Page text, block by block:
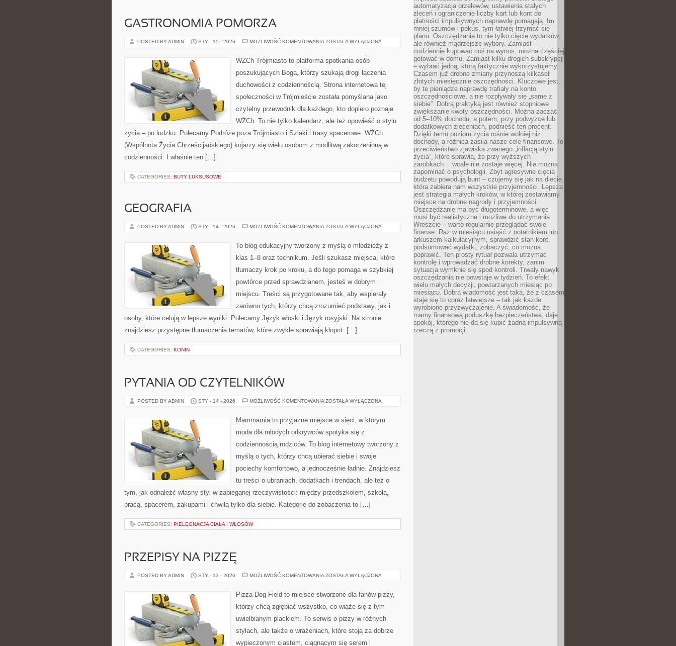
GASTRONOMIA POMORZA
POSTED BY ADMIN STY - 15 - 2026 MOŻLIWOŚĆ KOMENTOWANIA GASTRONOMIA
ZOSTAŁA WYŁĄCZONA
WŻCh Trójmiasto to platforma spotkania osób
poszukujących Boga, którzy szukają drogi łączenia
duchowości z codziennością. Strona internetowa tej
społeczności w Trójmieście została pomyślana jako
czytelny przewodnik dla każdego, kto dopiero poznaje
WŻCh. To nie tylko kalendarz, ale też opowieść o stylu
życia – po ludzku. Polecamy Podróże poza Trójmiasto i Szlaki i trasy spacerowe. WŻCh
(Wspólnota Życia Chrześcijańskiego) kojarzy się wielu osobom z modlitwą zakorzenioną w
codzienności. I właśnie ten […]
CATEGORIES: BUTY LUKSUSOWE
GEOGRAFIA
POSTED BY ADMIN STY - 14 - 2026 MOŻLIWOŚĆ KOMENTOWANIA GEOGRAFIA
ZOSTAŁA WYŁĄCZONA
To blog edukacyjny tworzony z myślą o młodzieży z
klas 1–8 oraz technikum. Jeśli szukasz miejsca, które
tłumaczy krok po kroku, a do tego pomaga w szybkiej
powtórce przed sprawdzianem, jesteś w dobrym
miejscu. Treści są przygotowane tak, aby wspierały
zarówno tych, którzy chcą zrozumieć podstawy, jak i
osoby, które celują w lepsze wyniki. Polecamy Język włoski i Język rosyjski. Na stronie
znajdziesz przystępne tłumaczenia tematów, które zwykle sprawiają kłopot: […]
CATEGORIES: KONIN
PYTANIA OD CZYTELNIKÓW
POSTED BY ADMIN STY - 14 - 2026 MOŻLIWOŚĆ KOMENTOWANIA PYTANIA
ZOSTAŁA WYŁĄCZONA
Mammamia to przyjazne miejsce w sieci, w którym
moda dla młodych odkrywców spotyka się z
codziennością rodziców. To blog internetowy tworzony z
myślą o tych, którzy chcą ubierać siebie i swoje
pociechy komfortowo, a jednocześnie ładnie. Znajdziesz
tu treści o ubraniach, dodatkach i trendach, ale też o
tym, jak odnaleźć własny styl w zabieganej rzeczywistości: między przedszkolem, szkołą,
pracą, spacerem, zakupami i chwilą tylko dla siebie. Kategorie do zobaczenia to […]
CATEGORIES: PIELĘGNACJA CIAŁA I WŁOSÓW
PRZEPISY NA PIZZĘ
POSTED BY ADMIN STY - 13 - 2026 MOŻLIWOŚĆ KOMENTOWANIA PRZEPISY
ZOSTAŁA WYŁĄCZONA
Pizza Dog Field to miejsce stworzone dla fanów pizzy,
którzy chcą zgłębiać wszystko, co wiąże się z tym
uwielbianym plackiem. To serwis o pizzy w różnych
stylach, ale także o wrażeniach, które stoją za dobrze
wypieczonym ciastem, ciągnącym się serem i
automatyzacja przelewów, ustawienia stałych
zleceń i ograniczenie liczby kart lub kont do
płatności impulsywnych naprawdę pomagają. Im
mniej szumów i pokus, tym łatwiej trzymać się
planu. Oszczędzanie to nie tylko cięcie wydatków,
ale również mądrzejsze wybory. Zamiast
codziennie kupować coś na wynos, można częściej
gotować w domu. Zamiast kilku drogich subskrypcji
– wybrać jedną, którą faktycznie wykorzystujemy.
Czasem już drobne zmiany przynoszą kilkaset
złotych miesięcznie oszczędności. Kluczowe jest,
by te pieniądze naprawdę trafiały na konto
oszczędnościowe, a nie rozpływały się „same z
siebie”. Dobrą praktyką jest również stopniowe
zwiększanie kwoty oszczędności. Można zacząć
od 5–10% dochodu, a potem, przy podwyżce lub
dodatkowych zleceniach, podnieść ten procent.
Dzięki temu poziom życia rośnie wolniej niż
dochody, a różnica zasila nasze cele finansowe. To
przeciwieństwo zjawiska zwanego „inflacją stylu
życia”, które sprawia, że przy wyższych
zarobkach… wcale nie zostaje więcej. Nie można
zapominać o psychologii. Zbyt agresywne cięcia
budżetu powodują bunt – czujemy się jak na diecie,
która zabiera nam wszystkie przyjemności. Lepsza
jest strategia małych kroków, w której zostawiamy
miejsce na drobne nagrody i przyjemności.
Oszczędzanie ma być długoterminowe, a więc
musi być realistyczne i możliwe do utrzymania.
Wreszcie – warto regularnie przeglądać swoje
finanse. Raz w miesiącu usiąść z notatnikiem lub
arkuszem kalkulacyjnym, sprawdzić stan kont,
podsumować wydatki, zobaczyć, co można
poprawić. Ten prosty rytuał pozwala utrzymać
kontrolę i wprowadzać drobne korekty, zanim
sytuacja wymknie się spod kontroli. Trwały nawyk
oszczędzania nie powstaje w tydzień. To efekt
wielu małych decyzji, powtarzanych miesiąc po
miesiącu. Dobra wiadomość jest taka, że z czasem
staje się to coraz łatwiejsze – tak jak każde
wyrobione przyzwyczajenie. A świadomość, że
mamy finansową poduszkę bezpieczeństwa, daje
spokój, którego nie da się kupić żadną impulsywną
rzeczą z promocji.